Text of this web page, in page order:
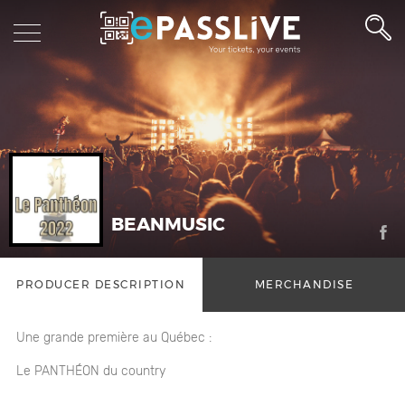
BEANMUSIC
PRODUCER DESCRIPTION MERCHANDISE
Une grande première au Québec :
Le PANTHÉON du country